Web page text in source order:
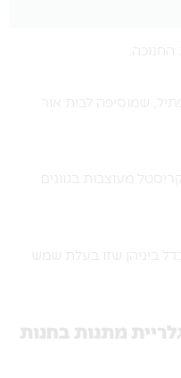
שמוסיפה לבית אור
מעוצבות בגוונים
ביניהן שזו בעלת שמש
מתנות בחנות